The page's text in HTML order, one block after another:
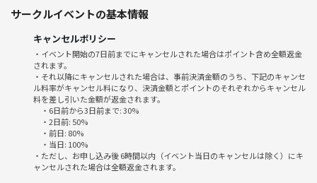
私も読了後、1000問にチャレンジしましたが、30問ぐらいでギブアッ
プしてしまいました。。。
一人では出来ないことも、自己分析をしたい仲間で集まってやればでき
るのでは？と思いこの会をスタートしました。
●当日の流れ
１．あいさつ（自己分析の進め方の解説）
２．お互いに自己紹介
３．各自もくもくタイム（60分～90分）
サークルイベントの基本情報
キャンセルポリシー
・イベント開始の7日前までにキャンセルされた場合はポイント含め全額返金
されます。
・それ以降にキャンセルされた場合は、事前決済金額のうち、下記のキャンセ
ル料率がキャンセル料になり、決済金額とポイントのそれぞれからキャンセル
料を差し引いた金額が返金されます。
・6日前から3日前まで: 30%
・2日前: 50%
・前日: 80%
・当日: 100%
・ただし、お申し込み後 6時間以内（イベント当日のキャンセルは除く）にキ
ャンセルされた場合は全額返金されます。